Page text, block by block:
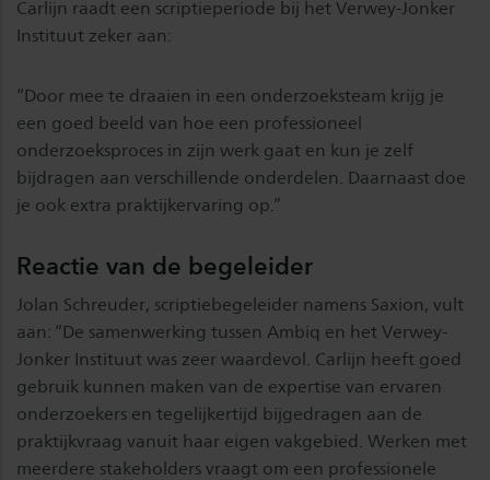
Carlijn raadt een scriptieperiode bij het Verwey-Jonker
Instituut zeker aan:
“Door mee te draaien in een onderzoeksteam krijg je
een goed beeld van hoe een professioneel
onderzoeksproces in zijn werk gaat en kun je zelf
bijdragen aan verschillende onderdelen. Daarnaast doe
je ook extra praktijkervaring op.”
Reactie van de begeleider
Jolan Schreuder, scriptiebegeleider namens Saxion, vult
aan: “De samenwerking tussen Ambiq en het Verwey-
Jonker Instituut was zeer waardevol. Carlijn heeft goed
gebruik kunnen maken van de expertise van ervaren
onderzoekers en tegelijkertijd bijgedragen aan de
praktijkvraag vanuit haar eigen vakgebied. Werken met
meerdere stakeholders vraagt om een professionele